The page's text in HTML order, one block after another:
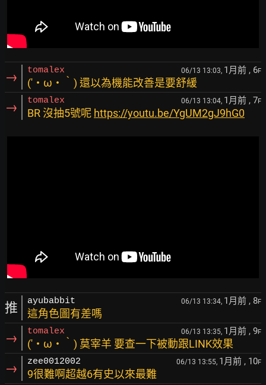
→ tomalex 06/13 13:03, 1月前 , 6F
(′・ω・‵) 還以為機能改善是要舒緩
→ tomalex 06/13 13:04, 1月前 , 7F
BR 沒抽5號呢 https://youtu.be/YgUM2gJ9hG0
推 ayubabbit 06/13 13:34, 1月前 , 8F
這角色圖有差嗎
→ tomalex 06/13 13:35, 1月前 , 9F
(′・ω・‵) 莫宰羊 要查一下被動跟LINK效果
→ zee0012002 06/13 13:55, 1月前 , 10F
9很難啊超越6有史以來最難